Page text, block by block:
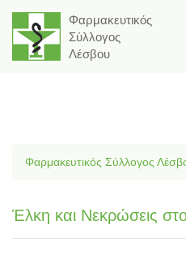
Φαρμακευτικός
Σύλλογος
Λέσβου
Φαρμακευτικός Σύλλογος
Έλκη και Νεκρώσεις